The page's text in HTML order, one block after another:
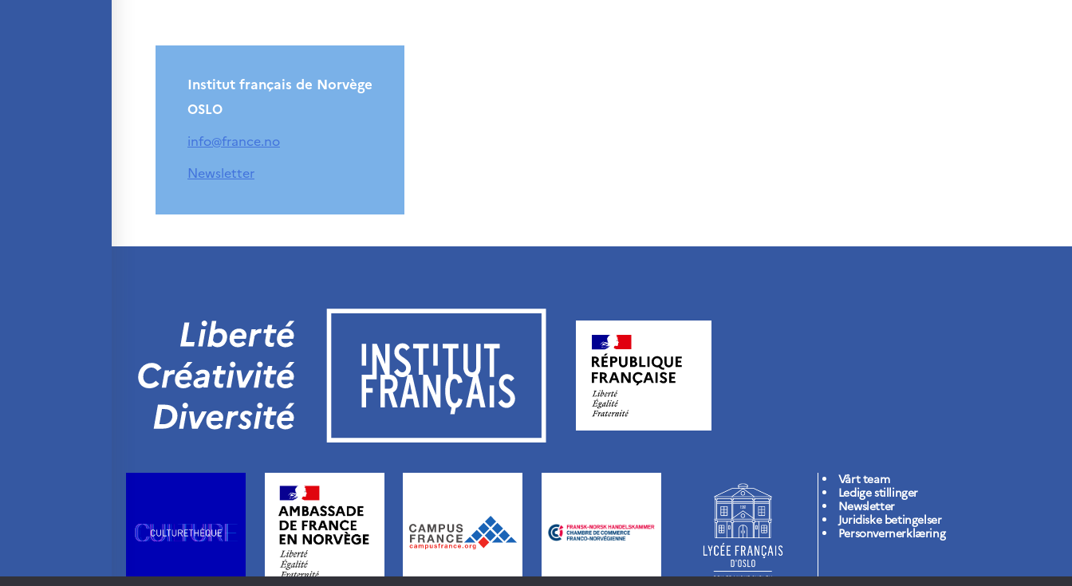
Institut français de Norvège
OSLO
info@france.no
Newsletter
Vårt team
Ledige stillinger
Newsletter
Juridiske betingelser
Personvernerklæring